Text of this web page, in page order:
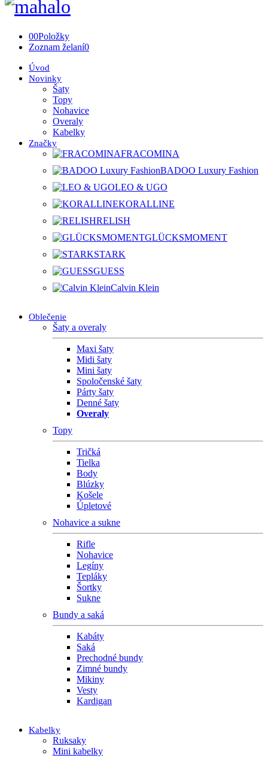
00Položky
Zoznam želaní0
Úvod
Novinky
Šaty
Topy
Nohavice
Overaly
Kabelky
Značky
FRACOMINA
BADOO Luxury Fashion
LEO & UGO
KORALLINE
RELISH
GLÜCKSMOMENT
STARK
GUESS
Calvin Klein
Oblečenie
Šaty a overaly
Maxi šaty
Midi šaty
Mini šaty
Spoločenské šaty
Párty šaty
Denné šaty
Overaly
Topy
Tričká
Tielka
Body
Blúzky
Košele
Úpletové
Nohavice a sukne
Rifle
Nohavice
Legíny
Tepláky
Šortky
Sukne
Bundy a saká
Kabáty
Saká
Prechodné bundy
Zimné bundy
Mikiny
Vesty
Kardigan
Kabelky
Ruksaky
Mini kabelky